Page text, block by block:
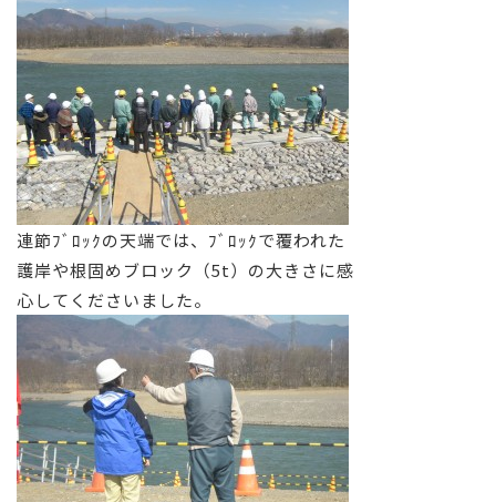
連節ﾌﾞﾛｯｸの天端では、ﾌﾞﾛｯｸで覆われた
護岸や根固めブロック（5t）の大きさに感
心してくださいました。